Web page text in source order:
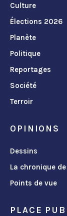
Culture
Élections 2026
Planète
Politique
Reportages
Société
Terroir
OPINIONS
Dessins
La chronique
Points de vue
PLACE